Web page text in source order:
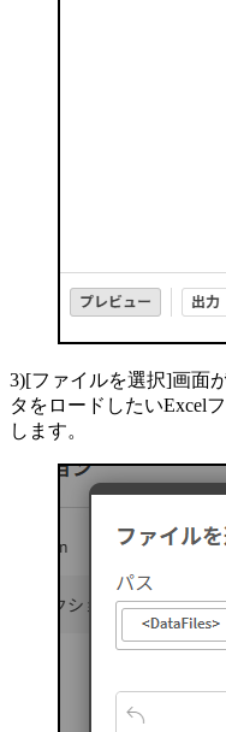
3)[ファイルを選択]画面
タをロードしたいExcel
します。